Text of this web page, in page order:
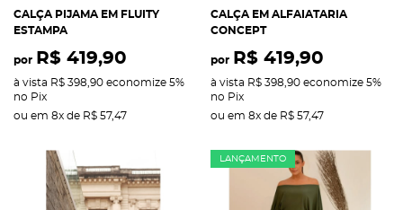
CALÇA PIJAMA EM FLUITY
ESTAMPA
por R$ 419,90
à vista R$ 398,90 economize 5%
no Pix
ou em 8x de R$ 57,47
CALÇA EM ALFAIATARIA
CONCEPT
por R$ 419,90
à vista R$ 398,90 economize 5%
no Pix
ou em 8x de R$ 57,47
LANÇAMENTO